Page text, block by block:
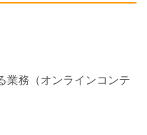
業務（オンラインコンテ